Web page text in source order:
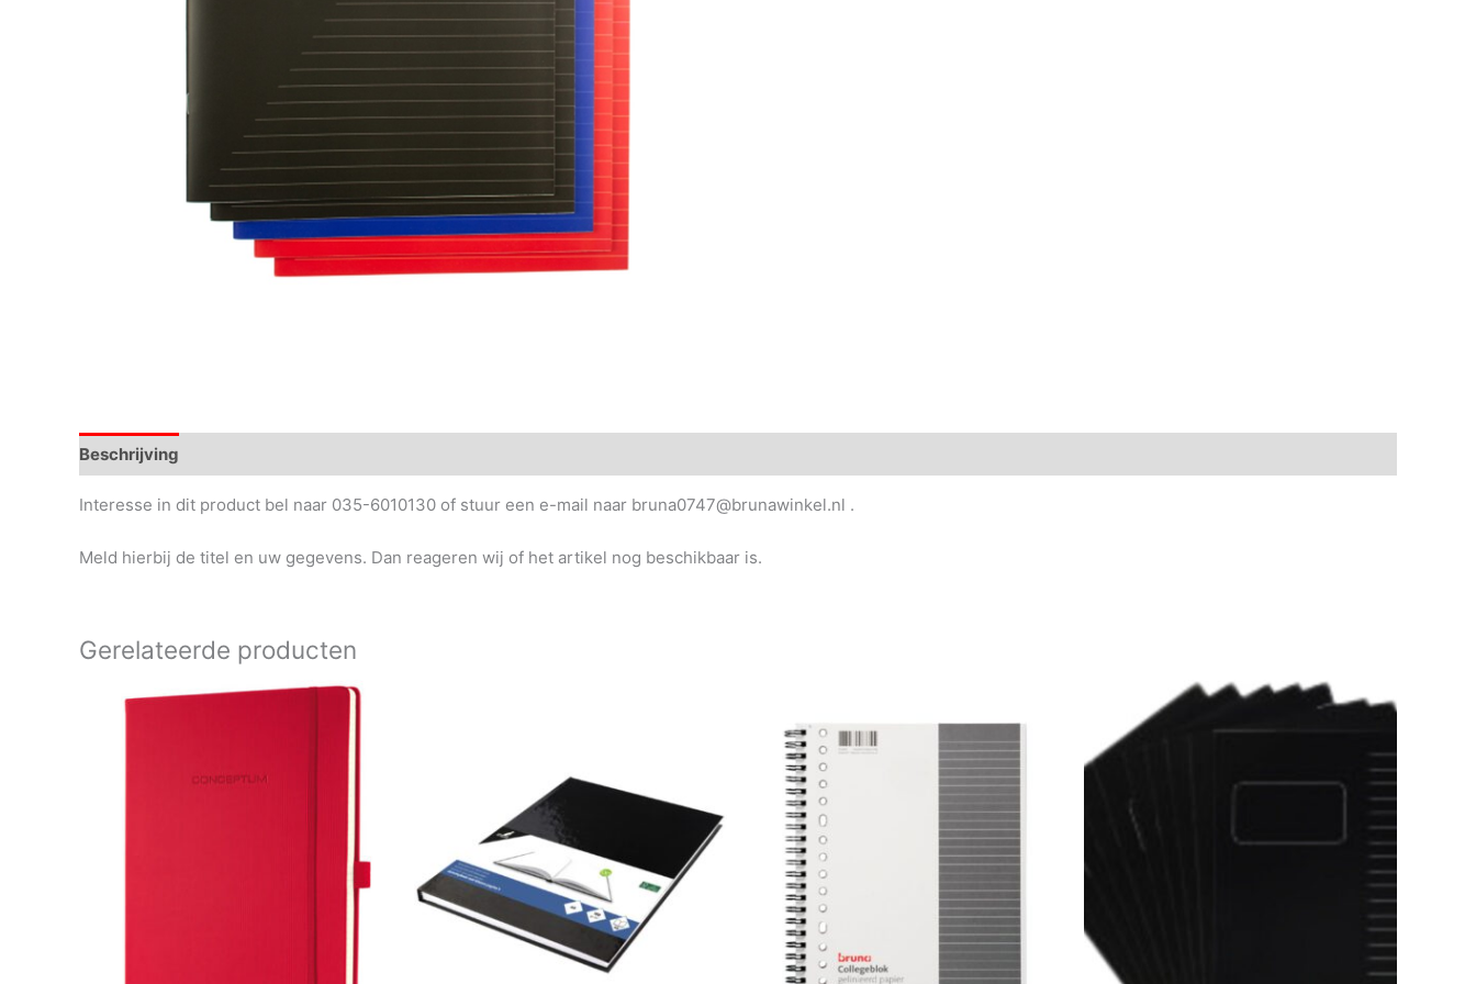
Beschrijving
Interesse in dit product bel naar 035-6010130 of stuur een e-mail naar bruna0747@brunawinkel.nl .
Meld hierbij de titel en uw gegevens. Dan reageren wij of het artikel nog beschikbaar is.
Gerelateerde producten